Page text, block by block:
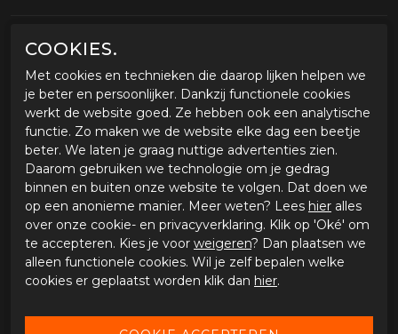
SPECIFICATIES SW-MOTECH PRO CROSS WP
Merk
SW-Motech
Leveranciercode
1874161101
Categorie
Bagage
Kleur
zwart
Materiaal buitenkant
Bestelcode
ci2737092
GERELATEERDE PRODUCTEN
COOKIES.
Met cookies en technieken die daarop lijken helpen we
je beter en persoonlijker. Dankzij functionele cookies
werkt de website goed. Ze hebben ook een analytische
functie. Zo maken we de website elke dag een beetje
beter. We laten je graag nuttige advertenties zien.
Daarom gebruiken we technologie om je gedrag
binnen en buiten onze website te volgen. Dat doen we
op een anonieme manier. Meer weten? Lees hier alles
over onze cookie- en privacyverklaring. Klik op 'Oké' om
te accepteren. Kies je voor weigeren? Dan plaatsen we
alleen functionele cookies. Wil je zelf bepalen welke
cookies er geplaatst worden klik dan hier.